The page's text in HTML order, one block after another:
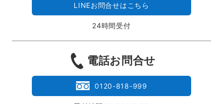
LINEお問合せはこちら
24時間受付
電話お問合せ
0120-818-999